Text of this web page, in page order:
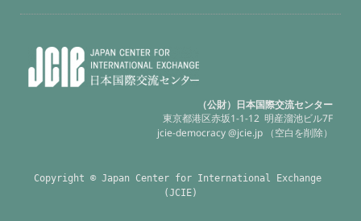
（公財）日本国際交流センター
東京都港区赤坂1-1-12 明産溜池ビル7F
jcie-democracy @jcie.jp （空白を削除）
Copyright © Japan Center for International Exchange
(JCIE)